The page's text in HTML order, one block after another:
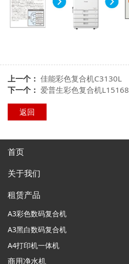
上一个：佳能彩色复合机C3130L
下一个：爱普生彩色复合机L15168
返回
首页
关于我们
租赁产品
A3彩色数码复合机
A3黑白数码复合机
A4打印机一体机
商用净水机